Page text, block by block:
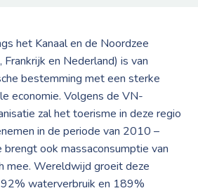
het Kanaal en de Noordzee
Frankrijk en Nederland) is van
bestemming met een sterke
economie. Volgens de VN-
zal het toerisme in deze regio
in de periode van 2010 –
ook massaconsumptie van
mee. Wereldwijd groeit deze
waterverbruik en 189%